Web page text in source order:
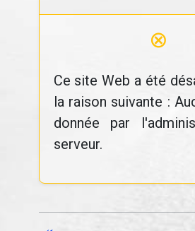
⊗
Ce site Web a été
la raison suivante :
donnée par
serveur.